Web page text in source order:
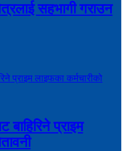
सहभागी गराउन
बाहिरिने प्राइम